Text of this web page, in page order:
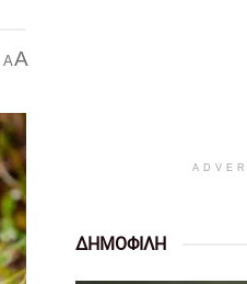
AA
ΔΗΜΟΦΙΛΗ